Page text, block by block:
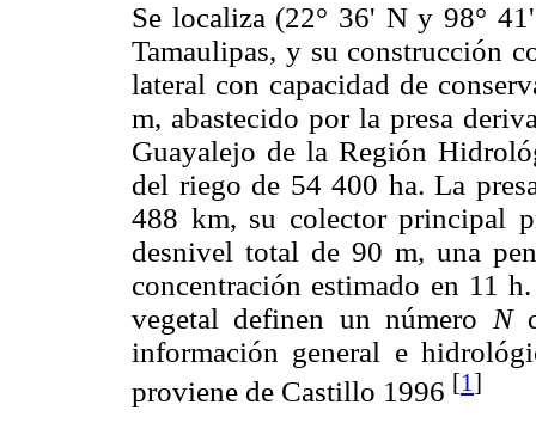
Se localiza (22° 36' N y 98°
Tamaulipas, y su construcción
lateral con capacidad de
m, abastecido por la presa
Guayalejo de la Región
del riego de 54 400 ha. La
488 km, su colector principal
desnivel total de 90 m, una
concentración estimado en 11
vegetal definen un número N
información general e
proviene de Castillo 1996 [1]